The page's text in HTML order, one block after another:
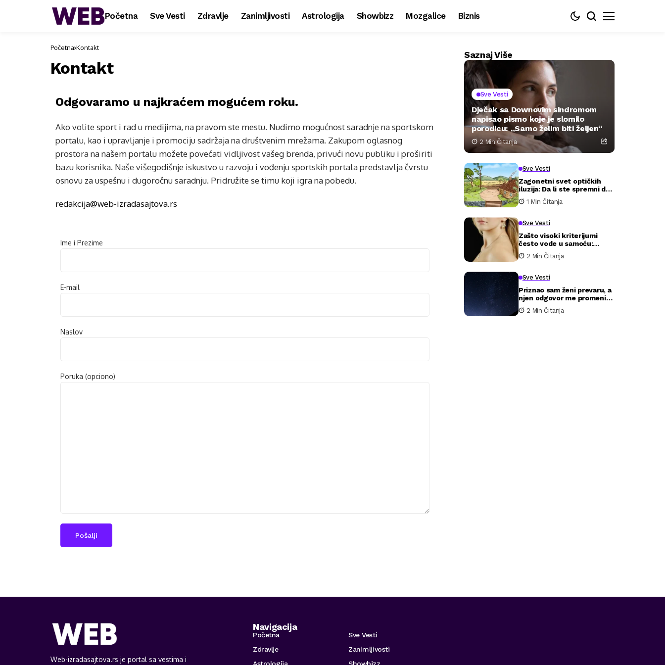
Početna Sve Vesti Zdravlje Zanimljivosti Astrologija Showbizz Mozgalice Biznis
Početna Kontakt
Kontakt
Odgovaramo u najkraćem mogućem roku.
Ako volite sport i rad u medijima, na pravom ste mestu. Nudimo mogućnost saradnje na sportskom
portalu, kao i upravljanje i promociju sadržaja na društvenim mrežama. Zakupom oglasnog
prostora na našem portalu možete povećati vidljivost vašeg brenda, privući novu publiku i proširiti
bazu korisnika. Naše višegodišnje iskustvo u razvoju i vođenju sportskih portala predstavlja čvrstu
osnovu za uspešnu i dugoročnu saradnju. Pridružite se timu koji igra na pobedu.
redakcija@web-izradasajtova.rs
Ime i Prezime
E-mail
Naslov
Poruka (opciono)
Saznaj Više
Sve Vesti
Dječak sa Downovim sindromom
napisao pismo koje je slomilo
porodicu: „Samo želim biti željen“
2 Min Čitanja
Sve Vesti
Zagonetni svet optičkih
iluzija: Da li ste spremni da
testirate svoju pažnju?
1 Min Čitanja
Sve Vesti
Zašto visoki kriterijumi
često vode u samoću:
poučna priča o očekivanjima
i stvarnosti u ljubavi
2 Min Čitanja
Sve Vesti
Priznao sam ženi prevaru, a
njen odgovor me promenio
zauvek
2 Min Čitanja
Web-izradasajtova.rs je portal sa vestima i
Navigacija
Početna
Sve Vesti
Zdravlje
Zanimljivosti